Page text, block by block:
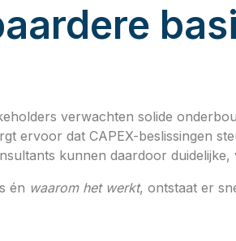
verwachten solide
ervoor dat CAPEX-beslissingen
kunnen daardoor
én waarom het werkt, ontstaat er